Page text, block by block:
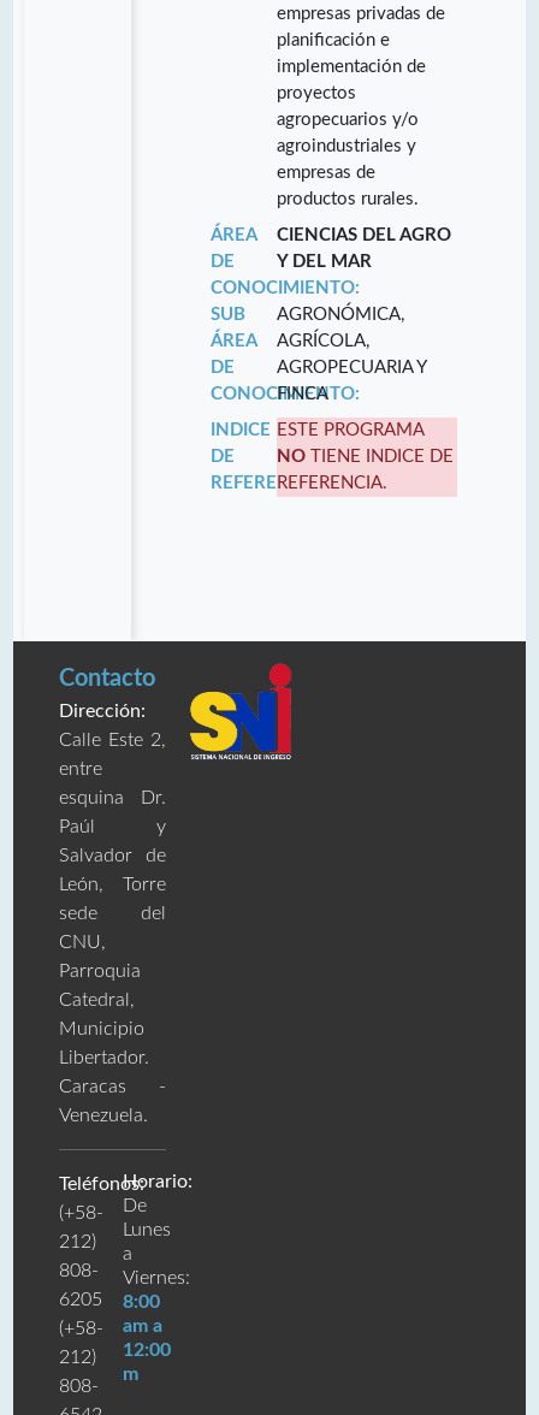
empresas privadas de
planificación e
implementación de
proyectos
agropecuarios y/o
agroindustriales y
empresas de
productos rurales.
ÁREA
DE
CONOCIMIENTO:
CIENCIAS DEL AGRO
Y DEL MAR
SUB
ÁREA
DE
CONOCIMIENTO:
AGRONÓMICA,
AGRÍCOLA,
AGROPECUARIA Y
FINCA
INDICE
DE
REFERENCIA:
ESTE PROGRAMA
NO TIENE INDICE DE
REFERENCIA.
Contacto
Dirección:
Calle Este 2,
entre
esquina Dr.
Paúl y
Salvador de
León, Torre
sede del
CNU,
Parroquia
Catedral,
Municipio
Libertador.
Caracas -
Venezuela.
Teléfonos:
(+58-
212)
808-
6205
(+58-
212)
808-
Horario:
De
Lunes
a
Viernes:
8:00
am a
12:00
m